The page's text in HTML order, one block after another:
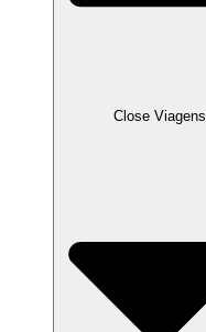
Close Viagens